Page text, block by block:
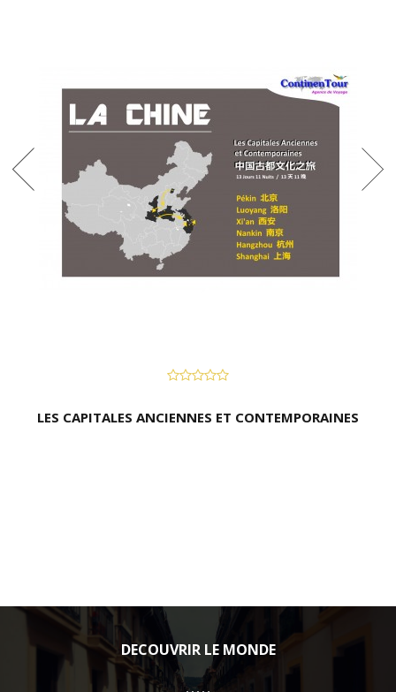
LES CAPITALES ANCIENNES ET CONTEMPORAINES
DÉTAILS
DECOUVRIR LE MONDE